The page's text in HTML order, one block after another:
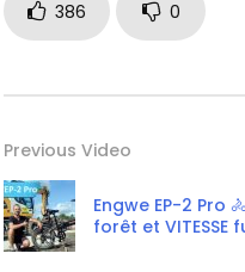
386 0
Previous Video
Engwe EP-2 Pro
forêt et VITESSE